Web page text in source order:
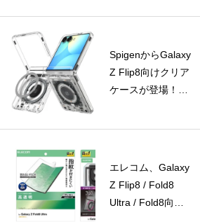
SpigenからGalaxy
Z Flip8向けクリア
ケースが登場！
エレコム、Galaxy
Z Flip8 / Fold8
Ultra / Fold8向け